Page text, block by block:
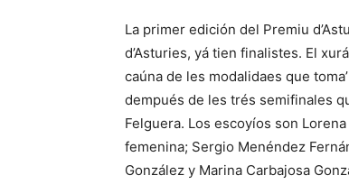
La primer edición del Premiu
d’Asturies, yá tien finalistes. El
caúna de les modalidaes que
dempués de les trés semifinales
Felguera. Los escoyíos son
femenina; Sergio Menéndez
González y Marina Carbajosa